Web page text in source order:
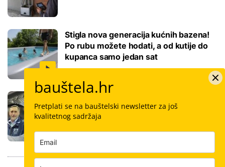
Stigla nova generacija kućnih bazena!
Po rubu možete hodati, a od kutije do
kupanca samo jedan sat
pločica: Cijenu određuju površina,
dimenzije keramike, ali i lokacija
bauštela.hr
Pretplati se na bauštelski newsletter za još
kvalitetnog sadržaja